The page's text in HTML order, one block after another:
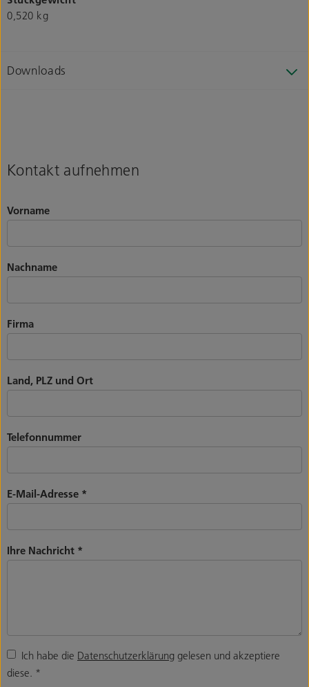
0,520 kg
Downloads
Kontakt aufnehmen
Vorname
Nachname
Firma
Land, PLZ und Ort
Telefonnummer
E-Mail-Adresse *
Ihre Nachricht *
Ich habe die Datenschutzerklärung gelesen und akzeptiere
diese. *